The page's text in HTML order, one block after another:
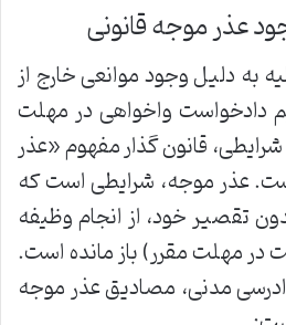
عذر موجه قانونی
به دلیل وجود موانعی خارج از
دادخواست واخواهی در مهلت
قانون گذار مفهوم «عذر
عذر موجه، شرایطی است که
تقصیر خود، از انجام وظیفه
در مهلت مقرر) باز مانده است.
دادرسی مدنی، مصادیق عذر موجه